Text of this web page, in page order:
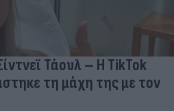
Τάουλ – Η TikTok
τη μάχη της με τον